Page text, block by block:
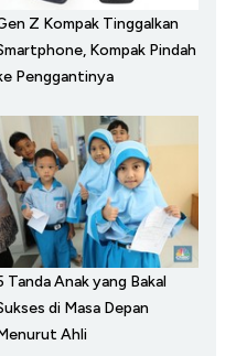
Z Kompak Tinggalkan
Kompak Pindah
Penggantinya
Tanda Anak yang Bakal
di Masa Depan
Ahli